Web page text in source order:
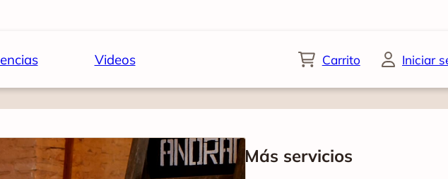
Videos Carrito Iniciar
Más servicios